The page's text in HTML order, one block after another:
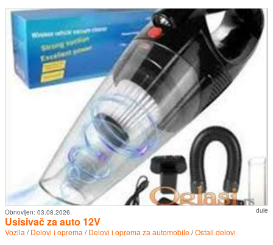
dule
Obnovljen: 03.08.2026.
Usisivač za auto 12V
Vozila /Delovi i oprema /Delovi i oprema za automobile/Ostali delovi